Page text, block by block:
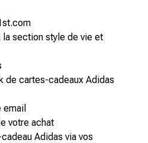
la section style de vie et
de cartes-cadeaux Adidas
votre achat
Adidas via vos